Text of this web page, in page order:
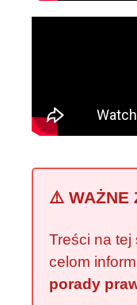
⚠️ WAŻNE
Treści na tej
celom
porady